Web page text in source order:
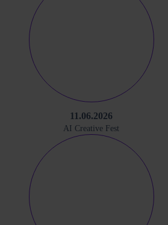
11.06.2026
AI Creative Fest